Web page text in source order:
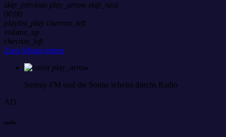
skip_previous play_arrow skip_next
00:00
playlist_play chevron_left
volume_up
chevron_left
Zum Album gehen
play_arrow
Sunray-FM und die Sonne scheint durchs Radio
AD
radio